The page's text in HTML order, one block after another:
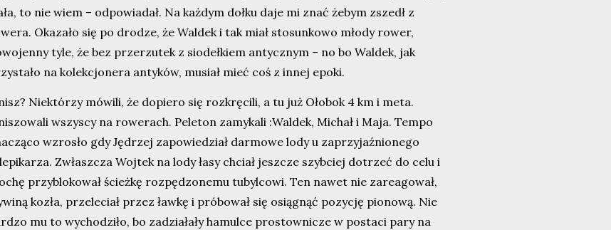
to nie wiem – odpowiadał. Na każdym dołku daje mi znać żebym zszedł z
Okazało się po drodze, że Waldek i tak miał stosunkowo młody rower,
tyle, że bez przerzutek z siodełkiem antycznym – no bo Waldek, jak
na kolekcjonera antyków, musiał mieć coś z innej epoki.
Niektórzy mówili, że dopiero się rozkręcili, a tu już Ołobok 4 km i meta.
wszyscy na rowerach. Peleton zamykali :Waldek, Michał i Maja. Tempo
wzrosło gdy Jędrzej zapowiedział darmowe lody u zaprzyjaźnionego
Zwłaszcza Wojtek na lody łasy chciał jeszcze szybciej dotrzeć do celu i
przyblokował ścieżkę rozpędzonemu tubylcowi. Ten nawet nie zareagował,
kozła, przeleciał przez ławkę i próbował się osiągnąć pozycję pionową. Nie
mu to wychodziło, bo zadziałały hamulce prostownicze w postaci pary na